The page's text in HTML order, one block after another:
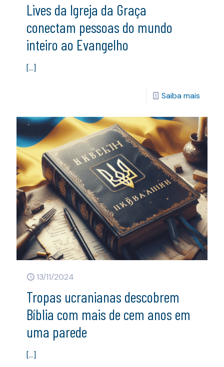
Lives da Igreja da Graça
conectam pessoas do mundo
inteiro ao Evangelho
[…]
Saiba mais
13/11/2024
Tropas ucranianas descobrem
Bíblia com mais de cem anos em
uma parede
[…]